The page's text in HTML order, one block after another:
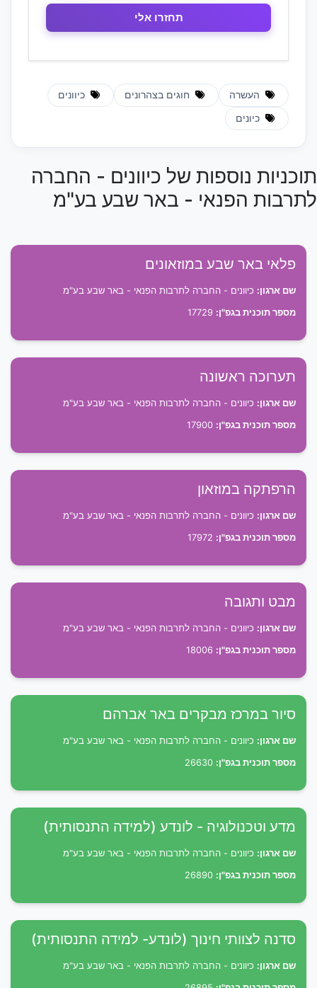
העשרה חוגים בצהרונים כיוונים
כיונים
תוכניות נוספות של כיוונים - החברה
לתרבות הפנאי - באר שבע בע"מ
פלאי באר שבע במוזאונים
שם ארגון: כיוונים - החברה לתרבות הפנאי - באר שבע בע"מ
מספר תוכנית בגפ"ן:
תערוכה ראשונה
שם ארגון: כיוונים - החברה לתרבות הפנאי - באר שבע בע"מ
מספר תוכנית בגפ"ן:
הרפתקה במוזאון
שם ארגון: כיוונים - החברה לתרבות הפנאי - באר שבע בע"מ
מספר תוכנית בגפ"ן:
מבט ותגובה
שם ארגון: כיוונים - החברה לתרבות הפנאי - באר שבע בע"מ
מספר תוכנית בגפ"ן:
סיור במרכז מבקרים באר אברהם
שם ארגון: כיוונים - החברה לתרבות הפנאי - באר שבע בע"מ
מספר תוכנית בגפ"ן:
מדע וטכנולוגיה - לונדע (למידה התנסותית)
שם ארגון: כיוונים - החברה לתרבות הפנאי - באר שבע בע"מ
מספר תוכנית בגפ"ן:
סדנה לצוותי חינוך (לונדע- למידה התנסותית)
שם ארגון: כיוונים - החברה לתרבות הפנאי - באר שבע בע"מ